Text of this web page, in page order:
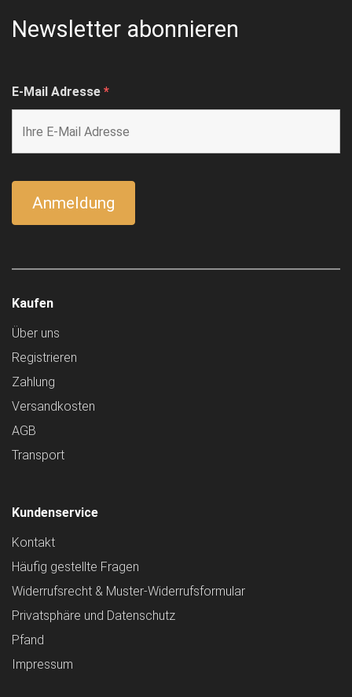
Newsletter abonnieren
E-Mail Adresse *
Kaufen
Über uns
Registrieren
Zahlung
Versandkosten
AGB
Transport
Kundenservice
Kontakt
Häufig gestellte Fragen
Widerrufsrecht & Muster-Widerrufsformular
Privatsphäre und Datenschutz
Pfand
Impressum